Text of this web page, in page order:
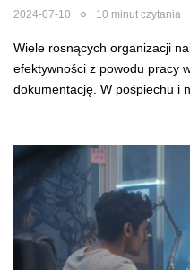
2024-07-10 10 minut czytania
Wiele rosnących organizacji
efektywności z powodu pracy
dokumentację. W pośpiechu i